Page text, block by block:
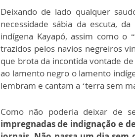
Deixando de lado qualquer
necessidade sábia da escuta,
indígena Kayapó, assim como o
trazidos pelos navios negreiros
que brota da incontida vontade
ao lamento negro o lamento
lembram e cantam a ‘terra sem
Como não poderia deixar de
impregnadas de indignação e